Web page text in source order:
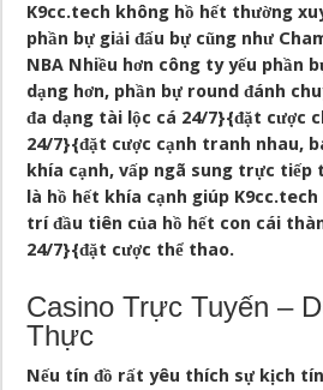
K9cc.tech không hồ hết thường
phần bự giải đấu bự cũng như
NBA Nhiều hơn công ty yếu phần
dạng hơn, phần bự round đánh
đa dạng tài lộc cá 24/7}{đặt cược
24/7}{đặt cược cạnh tranh nhau,
khía cạnh, vấp ngã sung trực
là hồ hết khía cạnh giúp
trí đầu tiên của hồ hết con cái
24/7}{đặt cược thể thao.
Casino Trực Tuyến –
Thực
Nếu tín đồ rất yêu thích sự kịch